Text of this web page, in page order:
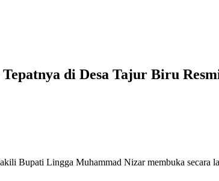
di Desa Tajur Biru
Bupati Lingga Muhammad Nizar membuka secara